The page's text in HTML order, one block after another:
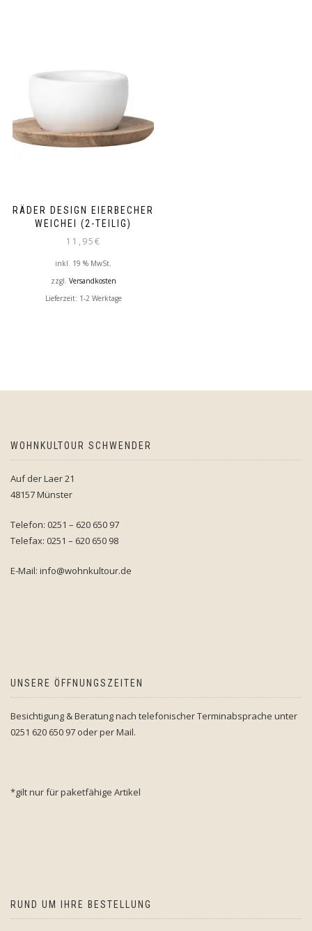
RÄDER DESIGN EIERBECHER
WEICHEI (2-TEILIG)
11,95€
inkl. 19 % MwSt.
zzgl. Versandkosten
Lieferzeit: 1-2 Werktage
WOHNKULTOUR SCHWENDER
Auf der Laer 21
48157 Münster
Telefon: 0251 – 620 650 97
Telefax: 0251 – 620 650 98
E-Mail: info@wohnkultour.de
UNSERE ÖFFNUNGSZEITEN
Besichtigung & Beratung nach telefonischer Terminabsprache unter
0251 620 650 97 oder per Mail.
*gilt nur für paketfähige Artikel
RUND UM IHRE BESTELLUNG